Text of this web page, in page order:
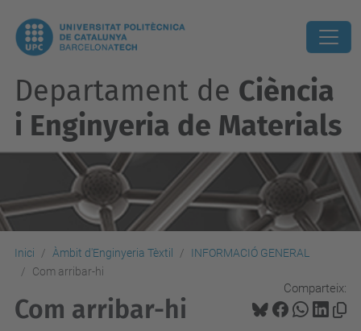
Departament de Ciència
i Enginyeria de Materials
Inici Àmbit d'Enginyeria Tèxtil
INFORMACIÓ GENERAL
Com arribar-hi
Comparteix:
Com arribar-hi